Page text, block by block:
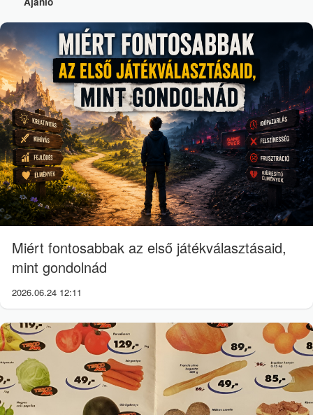
Miért fontosabbak az első játékválasztásaid,
mint gondolnád
2026.06.24 12:11